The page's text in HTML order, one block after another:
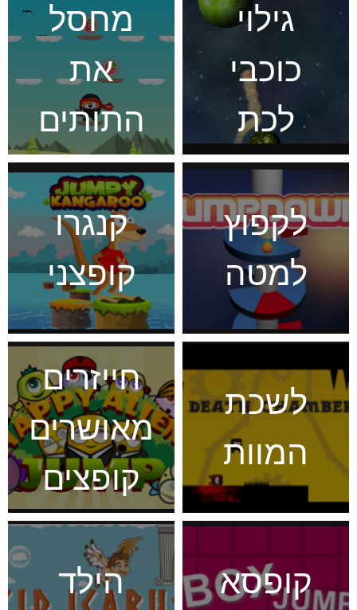
גילוי
כוכבי
לכת
מחסל
את
התותים
לקפוץ
למטה
קנגרו
קופצני
לשכת
המוות
חייזרים
מאושרים
קופצים
קופסא
הילד